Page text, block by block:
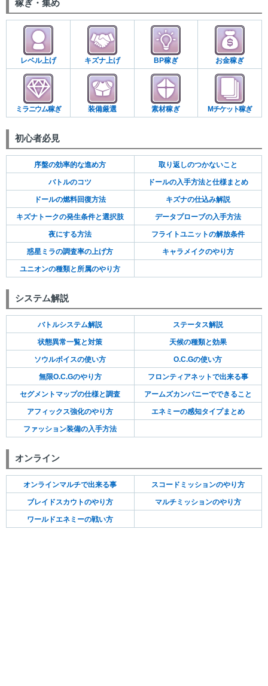
稼ぎ・集め
レベル上げ キズナ上げ BP稼ぎ お金稼ぎ
ミラニウム稼ぎ 装備厳選 素材稼ぎ Mチケット稼ぎ
初心者必見
序盤の効率的な進め方 取り返しのつかないこと
バトルのコツ ドールの入手方法と仕様まとめ
ドールの燃料回復方法 キズナの仕込み解説
キズナトークの発生条件と選択肢 データプローブの入手方法
夜にする方法 フライトユニットの解放条件
惑星ミラの調査率の上げ方 キャラメイクのやり方
ユニオンの種類と所属のやり方
システム解説
バトルシステム解説 ステータス解説
状態異常一覧と対策 天候の種類と効果
ソウルボイスの使い方 O.C.Gの使い方
無限O.C.Gのやり方 フロンティアネットで出来る事
セグメントマップの仕様と調査 アームズカンパニーでできること
アフィックス強化のやり方 エネミーの感知タイプまとめ
ファッション装備の入手方法
オンライン
オンラインマルチで出来る事 スコードミッションのやり方
ブレイドスカウトのやり方 マルチミッションのやり方
ワールドエネミーの戦い方